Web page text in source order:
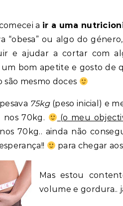
a ir a uma
“obesa” ou algo do
e ajudar a cortar com
bom apetite e gosto de
são mesmo doces
75kg(peso inicial) e
nos 70kg.
(o meu
70kg.. ainda não
para chegar
Mas estou
volume e gordura..